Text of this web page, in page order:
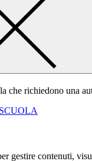
che richiedono una
gestire contenuti,